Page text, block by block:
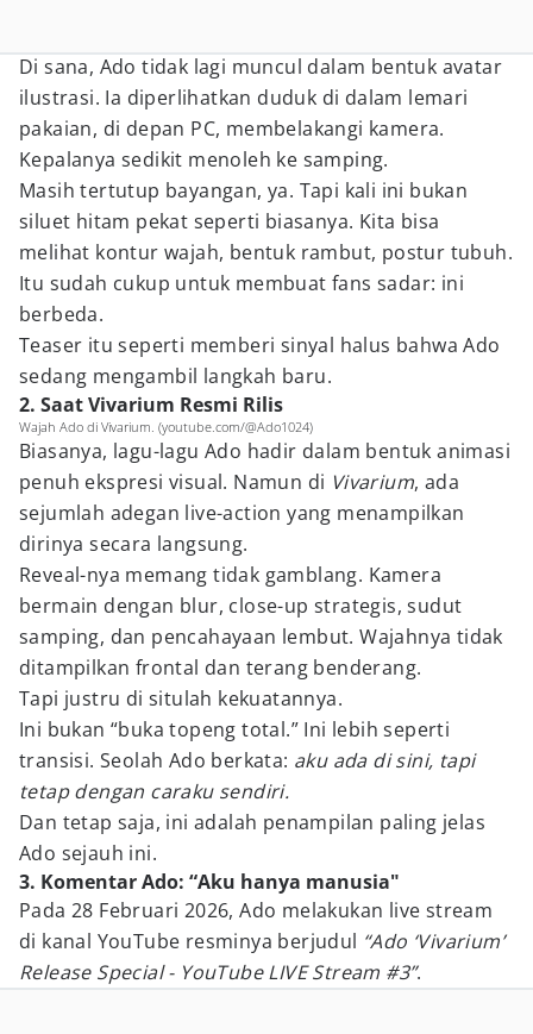
Di sana, Ado tidak lagi muncul dalam bentuk avatar
ilustrasi. Ia diperlihatkan duduk di dalam lemari
pakaian, di depan PC, membelakangi kamera.
Kepalanya sedikit menoleh ke samping.
Masih tertutup bayangan, ya. Tapi kali ini bukan
siluet hitam pekat seperti biasanya. Kita bisa
melihat kontur wajah, bentuk rambut, postur tubuh.
Itu sudah cukup untuk membuat fans sadar: ini
berbeda.
Teaser itu seperti memberi sinyal halus bahwa Ado
sedang mengambil langkah baru.
2. Saat Vivarium Resmi Rilis
Wajah Ado di Vivarium. (youtube.com/@Ado1024)
Biasanya, lagu-lagu Ado hadir dalam bentuk animasi
penuh ekspresi visual. Namun di Vivarium, ada
sejumlah adegan live-action yang menampilkan
dirinya secara langsung.
Reveal-nya memang tidak gamblang. Kamera
bermain dengan blur, close-up strategis, sudut
samping, dan pencahayaan lembut. Wajahnya tidak
ditampilkan frontal dan terang benderang.
Tapi justru di situlah kekuatannya.
Ini bukan “buka topeng total.” Ini lebih seperti
transisi. Seolah Ado berkata: aku ada di sini, tapi
tetap dengan caraku sendiri.
Dan tetap saja, ini adalah penampilan paling jelas
Ado sejauh ini.
3. Komentar Ado: “Aku hanya manusia"
Pada 28 Februari 2026, Ado melakukan live stream
di kanal YouTube resminya berjudul “Ado ‘Vivarium’
Release Special - YouTube LIVE Stream #3”.